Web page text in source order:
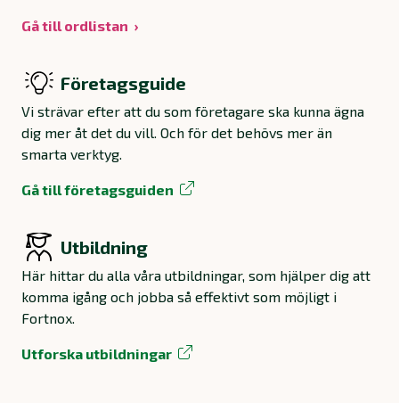
Gå till ordlistan
Företagsguide
Vi strävar efter att du som företagare ska kunna ägna
dig mer åt det du vill. Och för det behövs mer än
smarta verktyg.
Gå till företagsguiden
Utbildning
Här hittar du alla våra utbildningar, som hjälper dig att
komma igång och jobba så effektivt som möjligt i
Fortnox.
Utforska utbildningar